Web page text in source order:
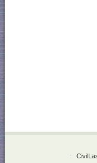
::